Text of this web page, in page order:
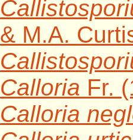
& M.A.
Calloria Fr.
Calloria